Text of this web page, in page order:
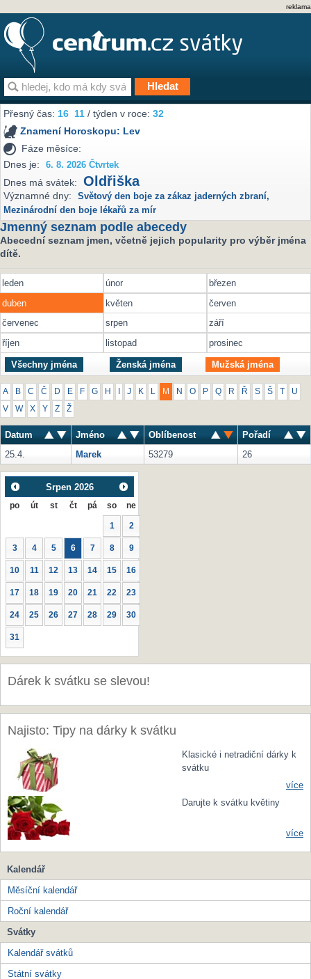
reklama
Přesný čas:16 11 / týden v roce:32
Znamení Horoskopu: Lev
Fáze měsíce:
Dnes je:
6. 8. 2026 Čtvrtek
Dnes má svátek: Oldřiška
Významné dny: Světový den boje za zákaz jaderných zbraní,
Mezinárodní den boje lékařů za mír
Jmenný seznam podle abecedy
Abecední seznam jmen, včetně jejich popularity pro výběr jména
dítě.
leden únor
březen
duben
květen
červen
červenec
srpen
září
říjen
listopad prosinec
Všechny jména Ženská jména Mužská jména
A B C Č D E F G H J K M N O P Q R Ř S Š U
V W X Y Z Ž
Datum Jméno Oblíbenost
Pořadí
25.4.
Marek 53279 26
Srpen 2026
po út st čt pá so ne
1 2
3 4 5 6 7 8 9
10 11 12 13 14 15 16
17 18 19 20 21 22 23
24 25 26 27 28 29 30
31
Dárek k svátku se slevou!
Najisto: Tipy na dárky k svátku
Klasické i netradiční dárky k
svátku
více
Darujte k svátku květiny
více
Kalendář
Měsíční kalendář
Roční kalendář
Svátky
Kalendář svátků
Státní svátky